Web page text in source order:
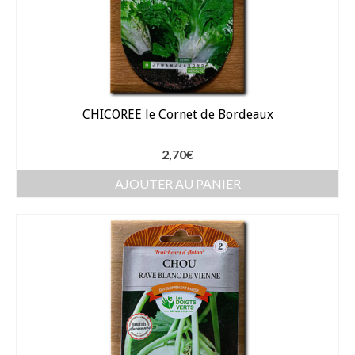
Enterré / Regards
Arroseurs
Programmateur
Raccords / accessoires
Robinets / Vannes
Goutte à goutte
CHICOREE le Cornet de Bordeaux
2,70€
AJOUTER AU PANIER